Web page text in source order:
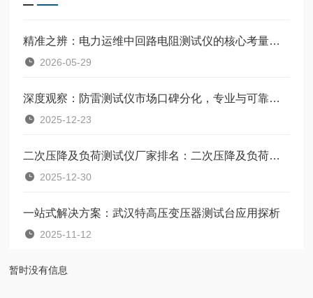
精准之辨：电力运维中回路电阻测试仪的核心考量与选择
2026-05-29
深度观察：防雷测试仪市场口碑分化，专业与可靠如何定义？
2025-12-23
二次压降及负荷测试仪厂家排名：二次压降及负荷测试的技术实践
2025-12-30
一站式解决方案：武汉特高压变压器测试台应用探析
2025-11-12
暂时没有信息